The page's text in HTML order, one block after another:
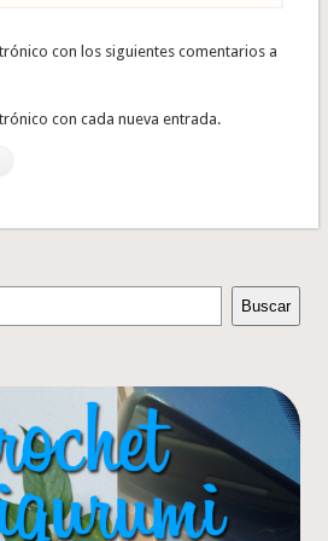
con los siguientes comentarios a
con cada nueva entrada.
Buscar